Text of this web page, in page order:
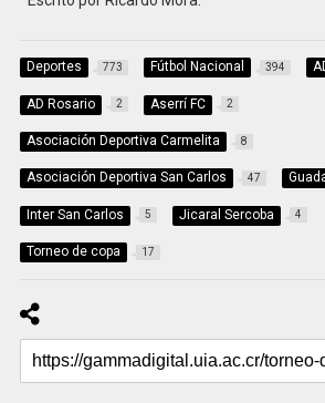
Deportes 773 Fútbol Nacional 394
AD Rosario 2 Aserrí FC 2
Asociación Deportiva Carmelita 8
Asociación Deportiva San Carlos 47
Inter San Carlos 5 Jicaral Sercoba 4
Torneo de copa 17